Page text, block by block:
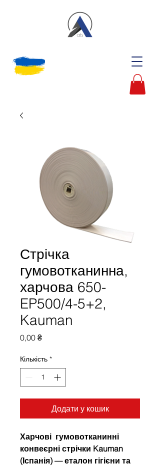
Стрічка
гумовотканинна,
харчова 650-
EP500/4-5+2,
Kauman
0,00 ₴Ціна
Кількість *
Додати у кошик
Харчові гумовотканинні
конвеєрні стрічки Kauman
(Іспанія) — еталон гігієни та